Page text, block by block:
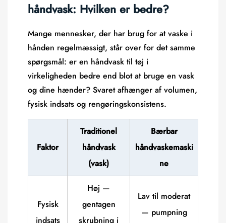
håndvask: Hvilken er bedre?
Mange mennesker, der har brug for at vaske i
hånden regelmæssigt, står over for det samme
spørgsmål: er en håndvask til tøj i
virkeligheden bedre end blot at bruge en vask
og dine hænder? Svaret afhænger af volumen,
fysisk indsats og rengøringskonsistens.
Faktor
Traditionel
håndvask
(vask)
Bærbar
håndvaskemaski
ne
Fysisk
indsats
Høj —
gentagen
skrubning i
Lav til moderat
— pumpning